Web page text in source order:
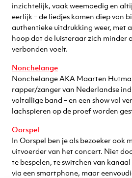
inzichtelijk, vaak weemoedig en
eerlijk – de liedjes komen diep van
authentieke uitdrukking weer, met
hoop dat de luisteraar zich minder
verbonden voelt.
Nonchelange
Nonchelange AKA Maarten
rapper/zanger van Nederlandse
voltallige band – en een show vol
lachspieren op de proef worden
Oorspel
In Oorspel ben je als bezoeker ook
uitvoerder van het concert. Niet
te bespelen, te switchen van
via een smartphone, maar